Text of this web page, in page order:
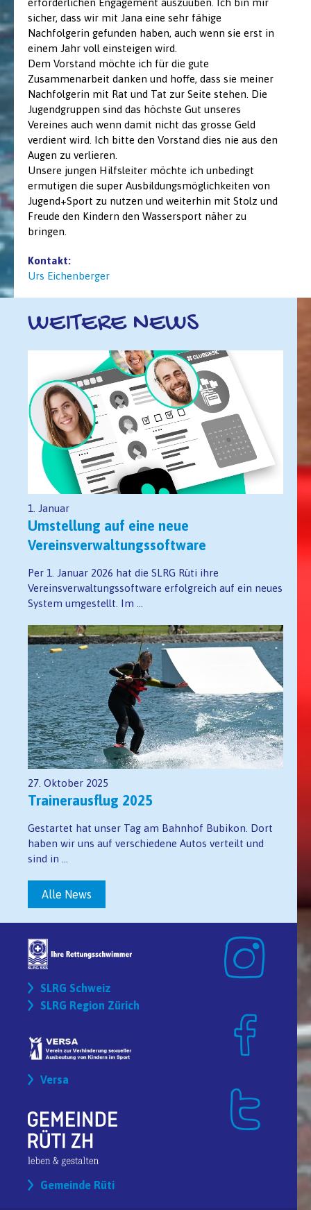
erforderlichen Engagement auszuüben. Ich bin mir
sicher, dass wir mit Jana eine sehr fähige
Nachfolgerin gefunden haben, auch wenn sie erst in
einem Jahr voll einsteigen wird.
Dem Vorstand möchte ich für die gute
Zusammenarbeit danken und hoffe, dass sie meiner
Nachfolgerin mit Rat und Tat zur Seite stehen. Die
Jugendgruppen sind das höchste Gut unseres
Vereines auch wenn damit nicht das grosse Geld
verdient wird. Ich bitte den Vorstand dies nie aus den
Augen zu verlieren.
Unsere jungen Hilfsleiter möchte ich unbedingt
ermutigen die super Ausbildungsmöglichkeiten von
Jugend+Sport zu nutzen und weiterhin mit Stolz und
Freude den Kindern den Wassersport näher zu
bringen.
Kontakt:
Urs Eichenberger
WEITERE NEWS
Alle News
1. Januar
Umstellung auf eine neue
Vereinsverwaltungssoftware
Per 1. Januar 2026 hat die SLRG Rüti ihre
Vereinsverwaltungssoftware erfolgreich auf ein neues
System umgestellt. Im ...
27. Oktober 2025
Trainerausflug 2025
Gestartet hat unser Tag am Bahnhof Bubikon. Dort
haben wir uns auf verschiedene Autos verteilt und
sind in ...
SLRG Schweiz
SLRG Region Zürich
Versa
Gemeinde Rüti